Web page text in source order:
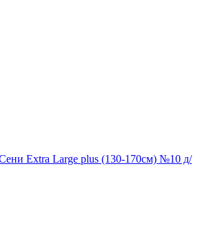
Extra Large plus (130-170см) №10 д/